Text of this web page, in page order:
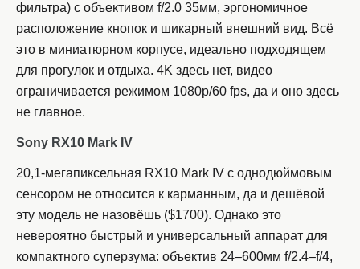
фильтра) с объективом f/2.0 35мм, эргономичное
расположение кнопок и шикарный внешний вид. Всё
это в миниатюрном корпусе, идеально подходящем
для прогулок и отдыха. 4K здесь нет, видео
ограничивается режимом 1080p/60 fps, да и оно здесь
не главное.
Sony RX10 Mark IV
20,1-мегапиксельная RX10 Mark IV с однодюймовым
сенсором не относится к карманным, да и дешёвой
эту модель не назовёшь ($1700). Однако это
невероятно быстрый и универсальный аппарат для
компактного суперзума: объектив 24–600мм f/2.4–f/4,